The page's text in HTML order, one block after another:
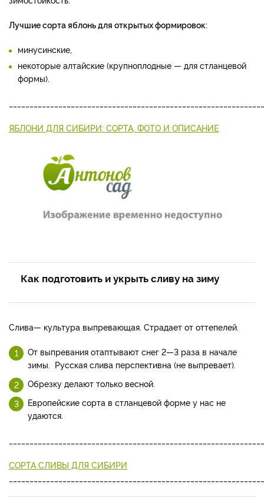
Лучшие сорта яблонь для открытых формировок:
мину­синские,
некоторые алтайские (крупноплодные — для стлан­цевой
формы).
ЯБЛОНИ ДЛЯ СИБИРИ: СОРТА, ФОТО И ОПИСАНИЕ
Как подготовить и укрыть сливу на зиму
Слива— культура выпрева­ющая. Страдает от оттепелей.
От выпревания отаптывают снег 2—3 раза в начале
зимы. Русская слива перспективна (не выпревает).
Обрезку делают только весной.
Европейские сорта в стланце­вой форме у нас не
удаются.
СОРТА СЛИВЫ ДЛЯ СИБИРИ